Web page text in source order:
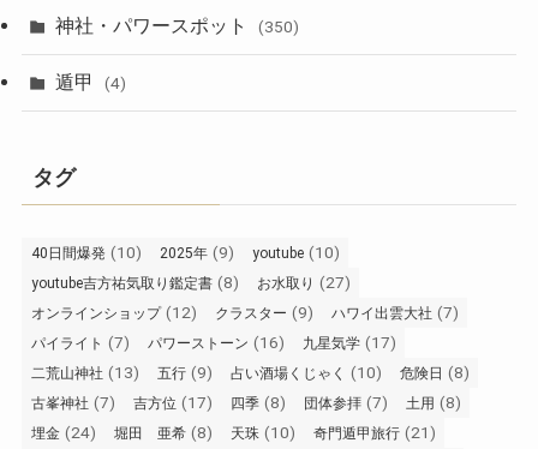
神社・パワースポット (350)
遁甲 (4)
タグ
40日間爆発 (10) 2025年 (9) youtube (10)
youtube吉方祐気取り鑑定書 (8) お水取り (27)
オンラインショップ(12) クラスター (9) ハワイ出雲大社 (7)
パイライト (7) パワーストーン (16) 九星気学 (17)
二荒山神社 (13) 五行 (9) 占い酒場くじゃく (10) 危険日 (8)
古峯神社 (7) 吉方位 (17) 四季 (8) 団体参拝 (7) 土用 (8)
埋金 (24) 堀田 亜希 (8) 天珠 (10) 奇門遁甲旅行 (21)